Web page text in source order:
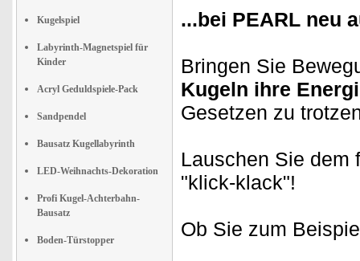
Kugelspiel
Labyrinth-Magnetspiel für
Kinder
Acryl Geduldspiele-Pack
Sandpendel
Bausatz Kugellabyrinth
LED-Weihnachts-Dekoration
Profi Kugel-Achterbahn-
Bausatz
Boden-Türstopper
...bei PEARL neu
Bringen Sie
Kugeln ihre
Gesetzen zu
Lauschen Sie dem
"klick-klack"!
Ob Sie zum